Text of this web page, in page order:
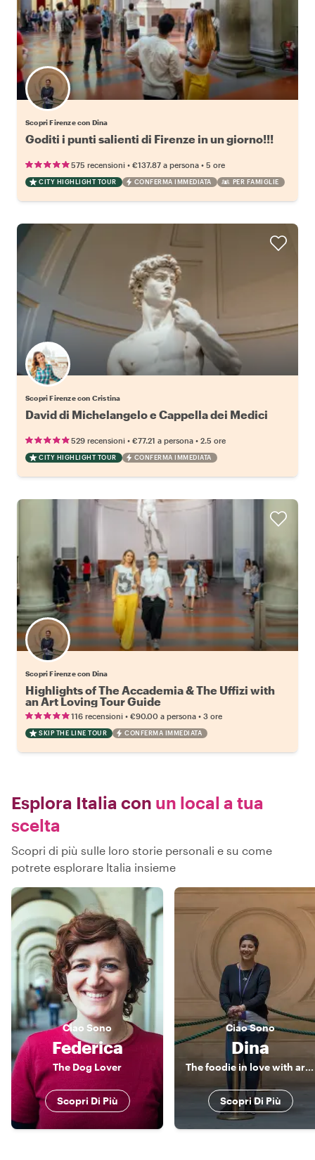
Scopri Firenze con Dina
Goditi i punti salienti di Firenze in un giorno!!!
575 recensioni • €137.87 a persona • 5 ore
CITY HIGHLIGHT TOUR CONFERMA IMMEDIATA PER FAMIGLIE
Scopri Firenze con Cristina
David di Michelangelo e Cappella dei Medici
529 recensioni • €77.21 a persona • 2.5 ore
CITY HIGHLIGHT TOUR CONFERMA IMMEDIATA
Scopri Firenze con Dina
Highlights of The Accademia & The Uffizi with
an Art Loving Tour Guide
116 recensioni • €90.00 a persona • 3 ore
SKIP THE LINE TOUR CONFERMA IMMEDIATA
Esplora Italia con un local a tua
scelta
Scopri di più sulle loro storie personali e su come
potrete esplorare Italia insieme
Ciao Sono
Federica
The Dog Lover
Scopri Di Più
CiaoSono
Dina
The foodie in love with art and history!
Scopri Di Più